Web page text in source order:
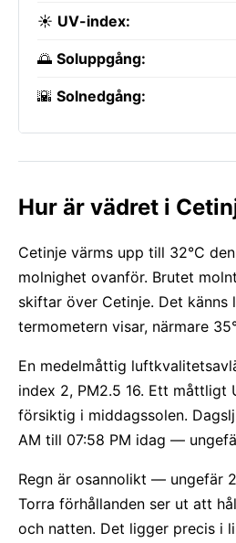
☀️ UV-index:
🌅 Soluppgång:
🌇 Solnedgång:
Hur är vädret i
Cetinje värms upp till 32°C
molnighet ovanför. Brutet
skiftar över Cetinje. Det känns
termometern visar, närmare
En medelmåttig
index 2, PM2.5 16. Ett
försiktig i middagssolen.
AM till 07:58 PM idag —
Regn är osannolikt — ungefär
Torra förhållanden ser ut att
och natten. Det ligger precis i